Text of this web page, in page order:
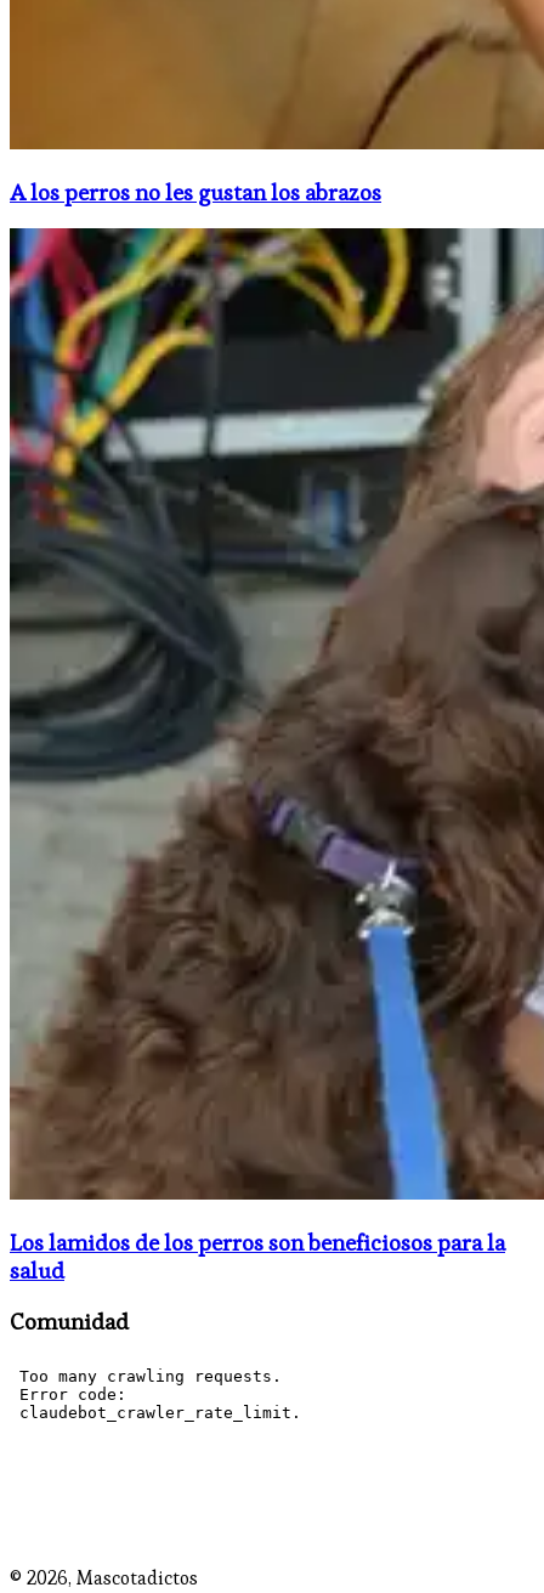
A los perros no les gustan los abrazos
Los lamidos de los perros son beneficiosos para la
salud
Comunidad
© 2026, Mascotadictos